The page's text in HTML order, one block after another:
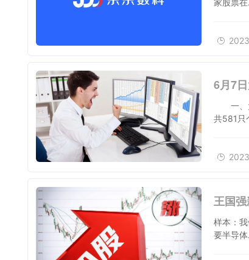
6月7
一、大
共581只
王国
样本：
要半导